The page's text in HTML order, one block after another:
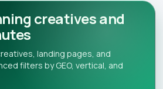
creatives and
landing pages, and
filters by GEO, vertical, and